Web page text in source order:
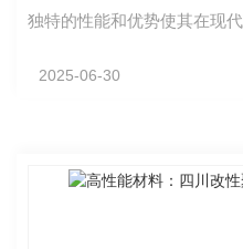
独特的性能和优势使其在现
2025-06-30